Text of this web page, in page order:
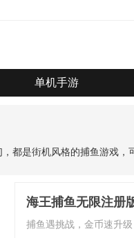
单机手游
都是街机风格的捕鱼游戏
海王捕鱼无限注册
捕鱼遇挑战，金币速升级